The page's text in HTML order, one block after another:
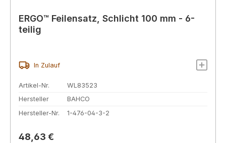
ERGO™ Feilensatz, Schlicht 100 mm - 6-
teilig
In Zulauf
Artikel-Nr.
WL83523
Hersteller
BAHCO
Hersteller-Nr.
1-476-04-3-2
Regulärer Preis:
48,63 €